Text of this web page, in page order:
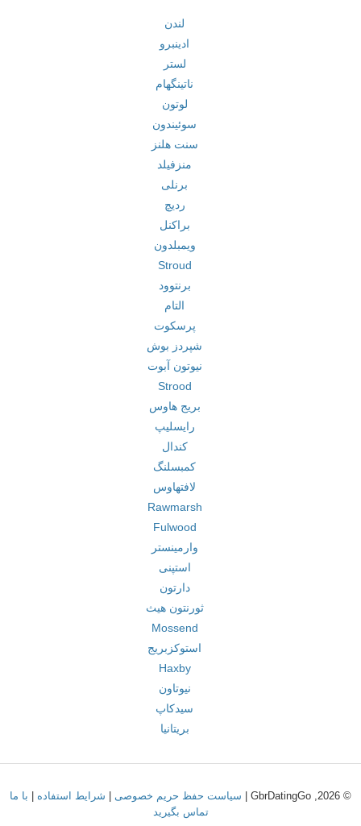
لندن
ادینبرو
لستر
ناتینگهام
لوتون
سوئیندون
سنت هلنز
منزفیلد
برنلی
ردیچ
براکنل
ویمبلدون
Stroud
برنتوود
التام
پرسکوت
شپردز بوش
نیوتون آبوت
Strood
بریج هاوس
رایسلیپ
کندال
کمبسلنگ
لافتهاوس
Rawmarsh
Fulwood
وارمینستر
استپنی
دارتون
ثورنتون هیث
Mossend
استوکزبریج
Haxby
نیوتاون
سیدکاپ
بریتانیا
© 2026, GbrDatingGo | سیاست حفظ حریم خصوصی شرایط استفاده
با ما
تماس بگیرید